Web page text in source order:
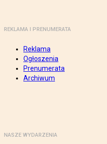
REKLAMA I PRENUMERATA
Reklama
Ogłoszenia
Prenumerata
Archiwum
NASZE WYDARZENIA